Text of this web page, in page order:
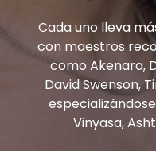
Cada uno lleva
con maestros
como Akenara,
David Swenson,
Vinyasa,